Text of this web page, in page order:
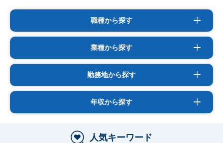
職種から探す
業種から探す
勤務地から探す
年収から探す
人気キーワード